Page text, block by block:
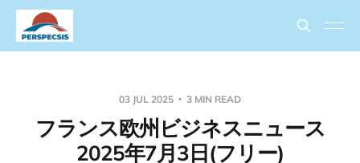
03 JUL 2025 3 MIN READ
フランス欧州ビジネスニュース
2025年7月3日(フリー)